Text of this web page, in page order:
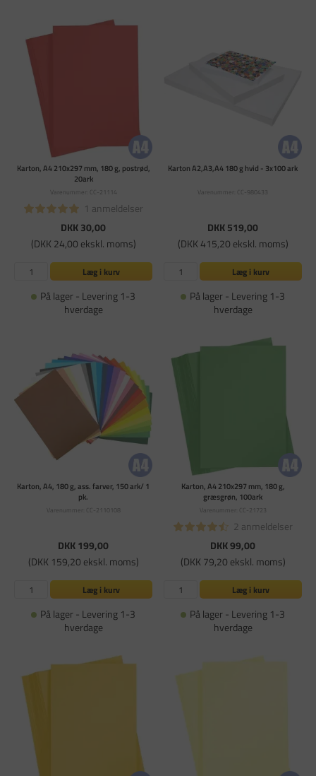
Karton, A4 210x297 mm, 180 g, postrød,
20ark
Varenummer: CC-21114
1 anmeldelser
DKK 30,00
(DKK 24,00 ekskl. moms)
Læg i kurv
På lager - Levering 1-3
hverdage
Karton A2,A3,A4 180 g hvid - 3x100 ark
Varenummer: CC-980433
DKK 519,00
(DKK 415,20 ekskl. moms)
Læg i kurv
På lager - Levering 1-3
hverdage
Karton, A4, 180 g, ass. farver, 150 ark/ 1
pk.
Varenummer: CC-2110108
DKK 199,00
(DKK 159,20 ekskl. moms)
Læg i kurv
På lager - Levering 1-3
hverdage
Karton, A4 210x297 mm, 180 g,
græsgrøn, 100ark
Varenummer: CC-21723
2 anmeldelser
DKK 99,00
(DKK 79,20 ekskl. moms)
Læg i kurv
På lager - Levering 1-3
hverdage